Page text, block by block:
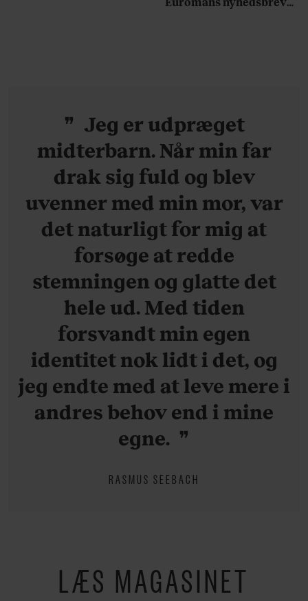
Jeg er udpræget
midterbarn. Når min far
drak sig fuld og blev
uvenner med min mor, var
det naturligt for mig at
forsøge at redde
stemningen og glatte det
hele ud. Med tiden
forsvandt min egen
identitet nok lidt i det, og
jeg endte med at leve mere i
andres behov end i mine
egne.
RASMUS SEEBACH
LÆS MAGASINET